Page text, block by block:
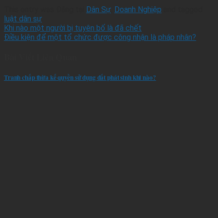
Dân Sự Doanh Nghiệp
luật dân sự
Khi nào một người bị tuyên bố là đã chết
Điều kiện để một tổ chức được công nhận là pháp nhân?
Tranh chấp thừa kế quyền sử dụng đất phát sinh khi nào?